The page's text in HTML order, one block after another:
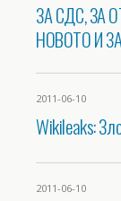
ЗА СДС, ЗА
НОВОТО И
2011-06-10
Wikileaks:
2011-06-10